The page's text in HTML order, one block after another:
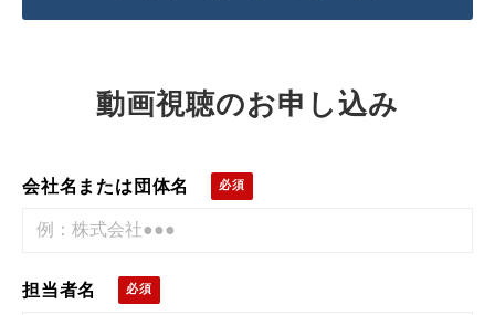
動画視聴のお申し込み
会社名または団体名
担当者名